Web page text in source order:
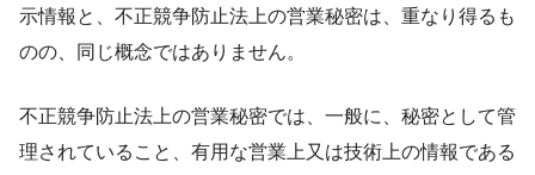
示情報と、不正競争防止法上の営業秘密は、重なり得るも
のの、同じ概念ではありません。
不正競争防止法上の営業秘密では、一般に、秘密として管
理されていること、有用な営業上又は技術上の情報である